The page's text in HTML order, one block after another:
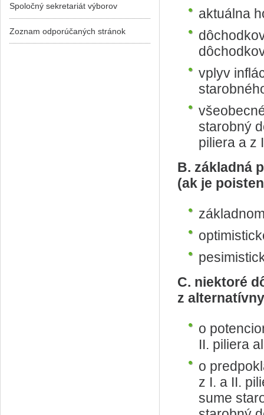
aktuálna
vplyv
starobný
piliera a z
B. základná
(ak je
C. niektoré
z
o
II. piliera
o
z I. a II.
sume
Spoločný sekretariát výborov
Zoznam odporúčaných stránok